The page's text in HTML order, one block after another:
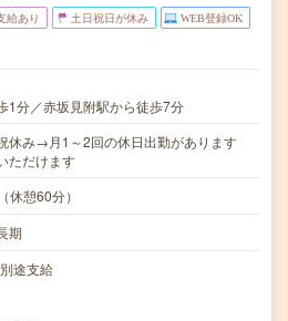
給あり 土日祝日が休み WEB登録OK
1分／赤坂見附駅から徒歩7分
み→月1～2回の休日出勤があります
ただけます
休憩60分）
期
途支給